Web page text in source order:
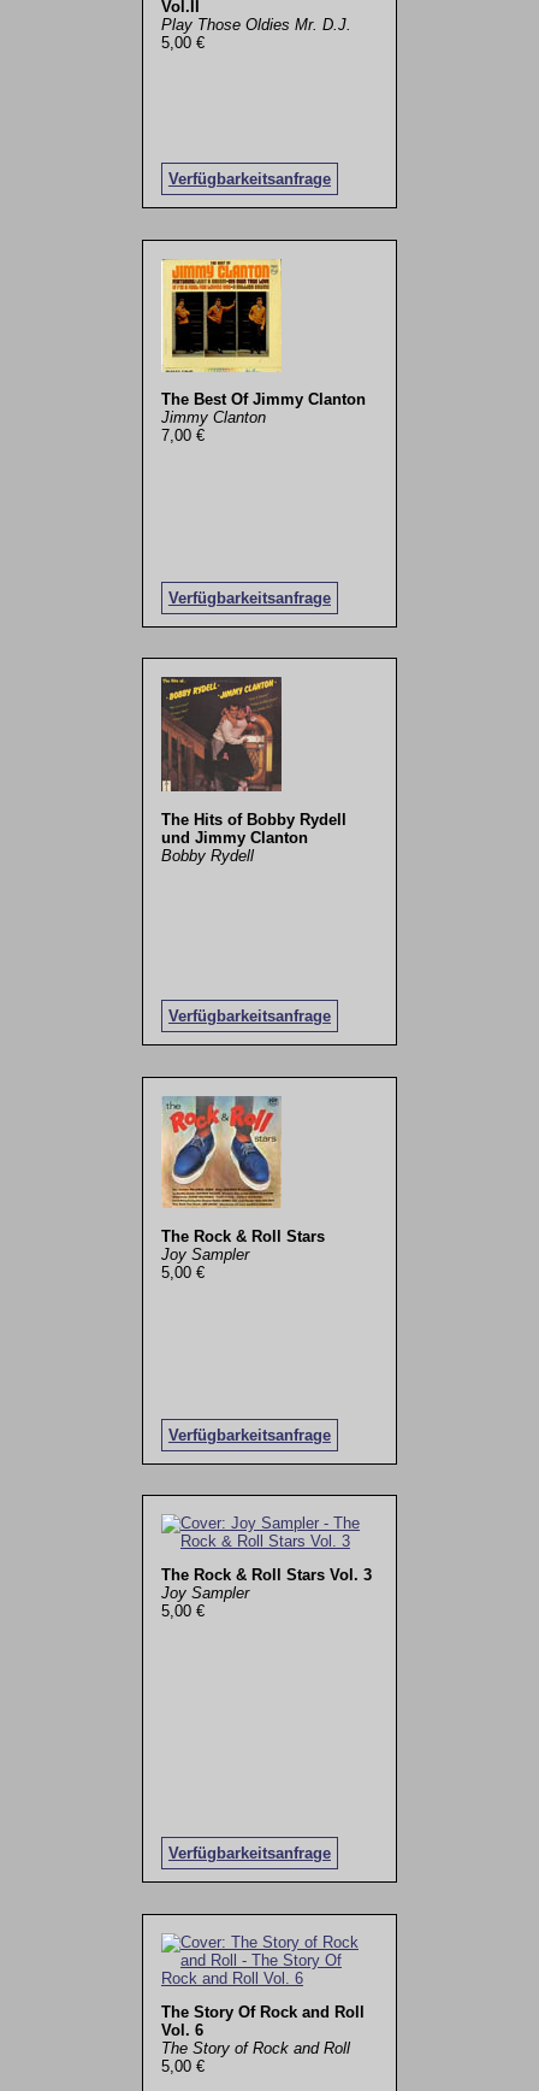
Vol.II
Play Those Oldies Mr. D.J.
5,00 €
Verfügbarkeitsanfrage
The Best Of Jimmy Clanton
Jimmy Clanton
7,00 €
Verfügbarkeitsanfrage
The Hits of Bobby Rydell
und Jimmy Clanton
Bobby Rydell
Verfügbarkeitsanfrage
The Rock & Roll Stars
Joy Sampler
5,00 €
Verfügbarkeitsanfrage
The Rock & Roll Stars Vol. 3
Joy Sampler
5,00 €
Verfügbarkeitsanfrage
The Story Of Rock and Roll
Vol. 6
The Story of Rock and Roll
5,00 €